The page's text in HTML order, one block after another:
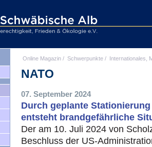
Online Magazin / Schwerpunkte / Internationales,
NATO
07. September 2024
Durch geplante
entsteht brandgefährliche
Der am 10. Juli 2024 von
Beschluss der US-